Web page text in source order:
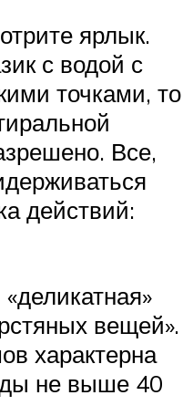
ярлык.
с водой с
точками, то
Все,
действий:
вещей».
характерна
не выше 40